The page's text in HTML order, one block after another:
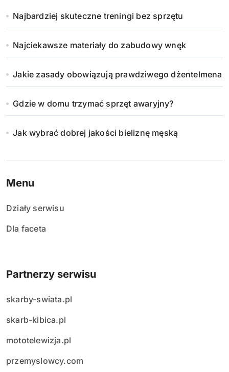
Najbardziej skuteczne treningi bez sprzętu
Najciekawsze materiały do zabudowy wnęk
Jakie zasady obowiązują prawdziwego dżentelmena
Gdzie w domu trzymać sprzęt awaryjny?
Jak wybrać dobrej jakości bieliznę męską
Menu
Działy serwisu
Dla faceta
Partnerzy serwisu
skarby-swiata.pl
skarb-kibica.pl
mototelewizja.pl
przemyslowcy.com